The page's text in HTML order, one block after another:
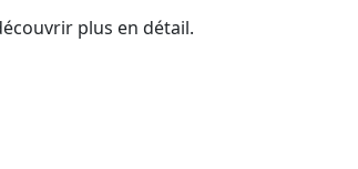
plus en détail.